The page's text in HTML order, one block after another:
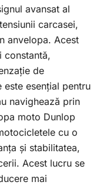
avansat al
carcasei,
anvelopa. Acest
constantă,
de
esențial pentru
navighează prin
moto Dunlop
cu o
și stabilitatea,
Acest lucru se
mai